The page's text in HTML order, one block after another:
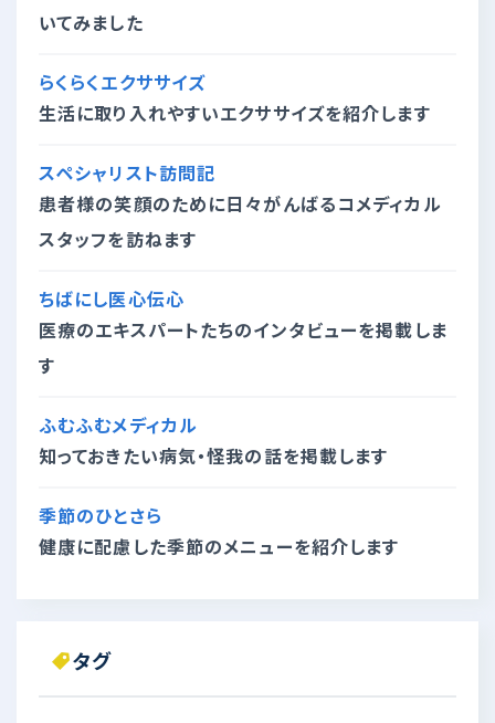
いてみました
らくらくエクササイズ
生活に取り入れやすいエクササイズを紹介します
スペシャリスト訪問記
患者様の笑顔のために日々がんばるコメディカル
スタッフを訪ねます
ちばにし医心伝心
医療のエキスパートたちのインタビューを掲載しま
す
ふむふむメディカル
知っておきたい病気・怪我の話を掲載します
季節のひとさら
健康に配慮した季節のメニューを紹介します
タグ